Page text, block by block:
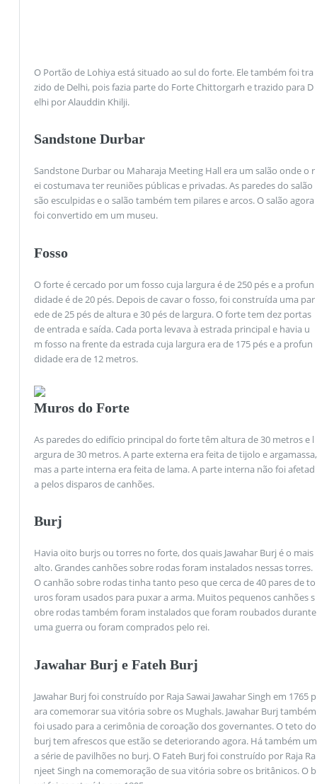
O Portão de Lohiya está situado ao sul do forte. Ele também foi tra
zido de Delhi, pois fazia parte do Forte Chittorgarh e trazido para D
elhi por Alauddin Khilji.
Sandstone Durbar
Sandstone Durbar ou Maharaja Meeting Hall era um salão onde o r
ei costumava ter reuniões públicas e privadas. As paredes do salão
são esculpidas e o salão também tem pilares e arcos. O salão agora
foi convertido em um museu.
Fosso
O forte é cercado por um fosso cuja largura é de 250 pés e a profun
didade é de 20 pés. Depois de cavar o fosso, foi construída uma par
ede de 25 pés de altura e 30 pés de largura. O forte tem dez portas
de entrada e saída. Cada porta levava à estrada principal e havia u
m fosso na frente da estrada cuja largura era de 175 pés e a profun
didade era de 12 metros.
Muros do Forte
As paredes do edifício principal do forte têm altura de 30 metros e l
argura de 30 metros. A parte externa era feita de tijolo e argamassa,
mas a parte interna era feita de lama. A parte interna não foi afetad
a pelos disparos de canhões.
Burj
Havia oito burjs ou torres no forte, dos quais Jawahar Burj é o mais
alto. Grandes canhões sobre rodas foram instalados nessas torres.
O canhão sobre rodas tinha tanto peso que cerca de 40 pares de to
uros foram usados ​​para puxar a arma. Muitos pequenos canhões s
obre rodas também foram instalados que foram roubados durante
uma guerra ou foram comprados pelo rei.
Jawahar Burj e Fateh Burj
Jawahar Burj foi construído por Raja Sawai Jawahar Singh em 1765 p
ara comemorar sua vitória sobre os Mughals. Jawahar Burj também
foi usado para a cerimônia de coroação dos governantes. O teto do
burj tem afrescos que estão se deteriorando agora. Há também um
a série de pavilhões no burj. O Fateh Burj foi construído por Raja Ra
njeet Singh na comemoração de sua vitória sobre os britânicos. O b